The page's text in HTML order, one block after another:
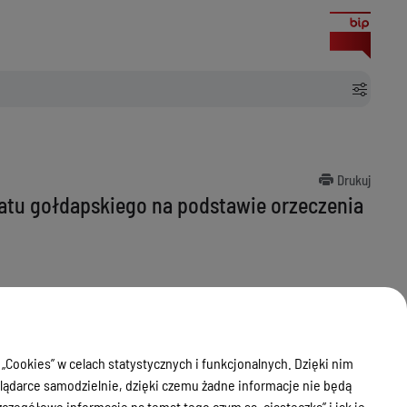
Drukuj
gołdapskiego na podstawie orzeczenia
w celach statystycznych i funkcjonalnych. Dzięki nim
samodzielnie, dzięki czemu żadne informacje nie będą